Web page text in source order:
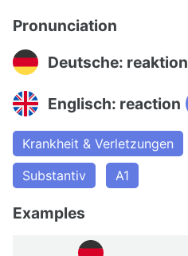
Pronunciation
Deutsche: reaktion
Englisch: reaction
Krankheit & Verletzungen
Substantiv
A1
Examples